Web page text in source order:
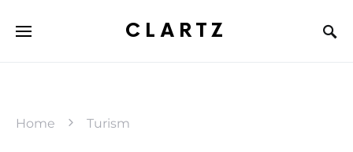
CLARTZ
Home Turism